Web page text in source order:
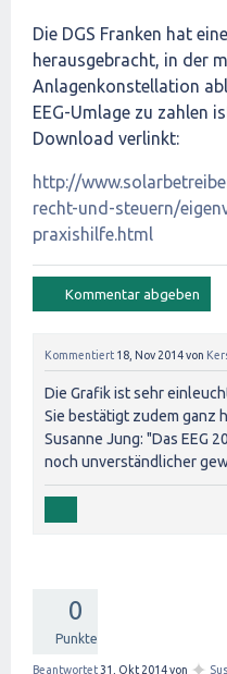
Die DGS Franken hat
herausgebracht, in der
Anlagenkonstellation
EEG-Umlage zu zahlen
Download verlinkt:
http://
recht-und-steuern/
praxishilfe.html
Kommentiert 18, Nov 2014von
Die Grafik ist sehr
Sie bestätigt zudem ganz
Susanne Jung: "Das EEG
noch unverständlicher
0
Punkte
Beantwortet 31, Okt 2014von